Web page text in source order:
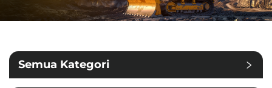
Semua Kategori